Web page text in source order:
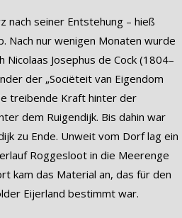
nach seiner Entstehung – hieß
Nach nur wenigen Monaten wurde
Nicolaas Josephus de Cock (1804–
der „Sociëteit van Eigendom
treibende Kraft hinter der
dem Ruigendijk. Bis dahin war
zu Ende. Unweit vom Dorf lag ein
Roggesloot in die Meerenge
kam das Material an, das für den
Eijerland bestimmt war.